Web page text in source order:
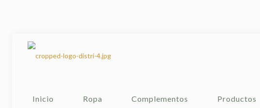
Inicio Ropa Complementos Productos